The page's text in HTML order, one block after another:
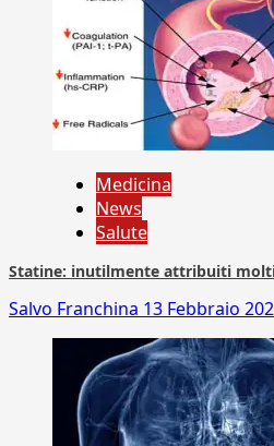
Medicina
News
Salute
Statine: inutilmente attribuiti
Salvo Franchina 13 Febbraio